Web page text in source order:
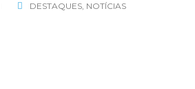
DESTAQUES, NOTÍCIAS